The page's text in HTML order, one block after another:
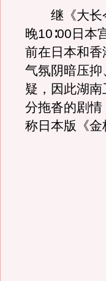
继《大长今
晚10∶00日本
前在日本和
气氛阴暗压
疑，因此湖
分拖沓的剧
称日本版《